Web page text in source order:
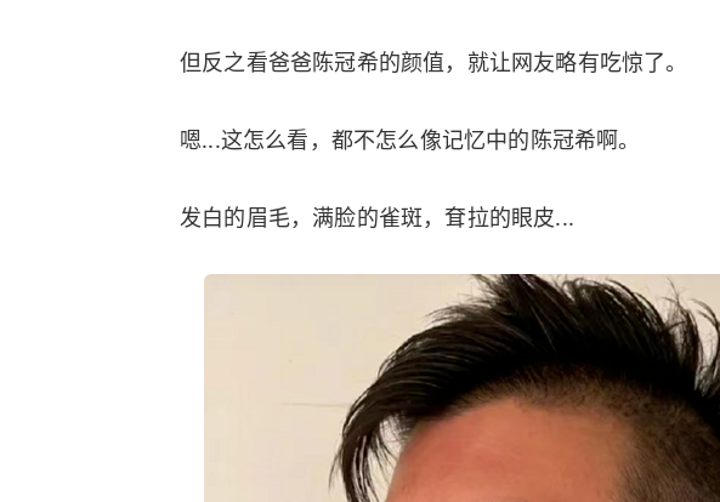
但反之看爸爸陈冠希的颜值，就让网友略有吃惊了。
嗯...这怎么看，都不怎么像记忆中的陈冠希啊。
发白的眉毛，满脸的雀斑，耷拉的眼皮...